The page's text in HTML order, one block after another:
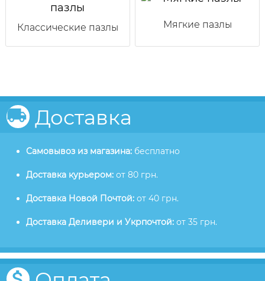
Классические пазлы Мягкие пазлы
Доставка
Самовывоз из магазина: бесплатно
Доставка курьером: от 80 грн.
Доставка Новой Почтой: от 40 грн.
Доставка Деливери и Укрпочтой: от 35 грн.